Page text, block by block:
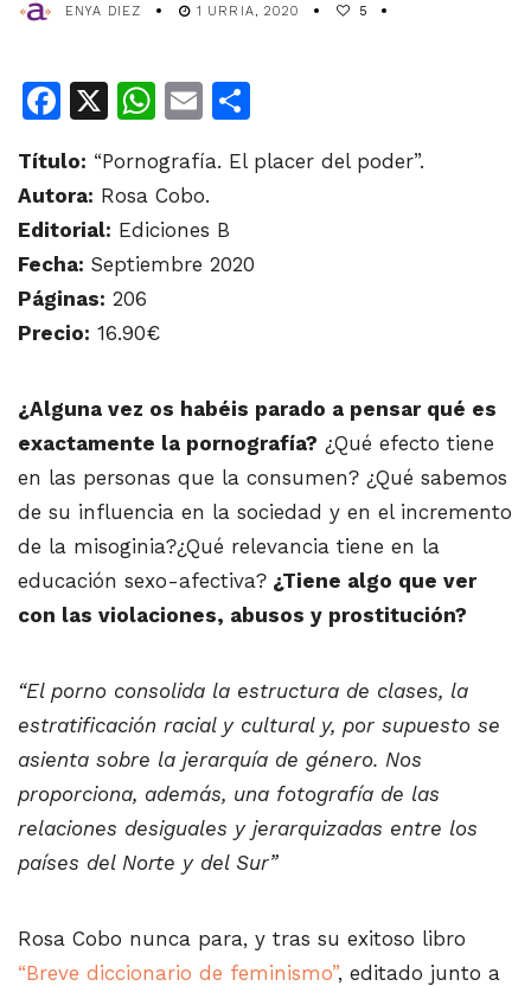
ENYA DIEZ 1 URRIA, 2020 5
Facebook
X WhatsApp
Email
Título: “Pornografía. El placer del poder”.
Autora: Rosa Cobo.
Editorial: Ediciones B
Fecha: Septiembre 2020
Páginas: 206
Precio: 16.90€
¿Alguna vez os habéis parado a pensar qué es
exactamente la pornografía? ¿Qué efecto tiene
en las personas que la consumen? ¿Qué sabemos
de su influencia en la sociedad y en el incremento
de la misoginia?¿Qué relevancia tiene en la
educación sexo-afectiva? ¿Tiene algo que ver
con las violaciones, abusos y prostitución?
“El porno consolida la estructura de clases, la
estratificación racial y cultural y, por supuesto se
asienta sobre la jerarquía de género. Nos
proporciona, además, una fotografía de las
relaciones desiguales y jerarquizadas entre los
países del Norte y del Sur”
Rosa Cobo nunca para, y tras su exitoso libro
“Breve diccionario de feminismo”, editado junto a